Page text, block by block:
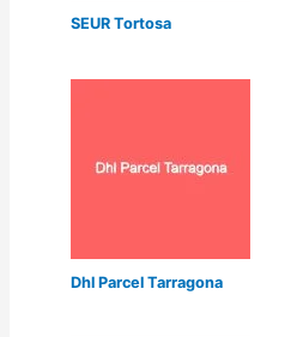
SEUR Tortosa
Dhl Parcel Tarragona